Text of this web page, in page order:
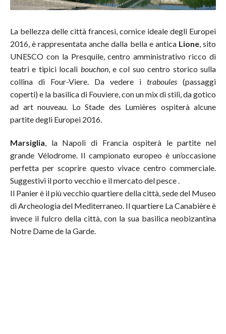
La bellezza delle città francesi, cornice ideale degli Europei
2016, è rappresentata anche dalla bella e antica Lione, sito
UNESCO con la Presquile, centro amministrativo ricco di
teatri e tipici locali bouchon, e col suo centro storico sulla
collina di Four-Viere. Da vedere i traboules (passaggi
coperti) e la basilica di Fouviere, con un mix di stili, da gotico
ad art nouveau. Lo Stade des Lumières ospiterà alcune
partite degli Europei 2016.
Marsiglia , la Napoli di Francia ospiterà le partite nel
grande Vélodrome. Il campionato europeo è un’occasione
perfetta per scoprire questo vivace centro commerciale.
Suggestivi il porto vecchio e il mercato del pesce .
Il Panier è il più vecchio quartiere della città, sede del Museo
di Archeologia del Mediterraneo. Il quartiere La Canabière è
invece il fulcro della città, con la sua basilica neobizantina
Notre Dame de la Garde.